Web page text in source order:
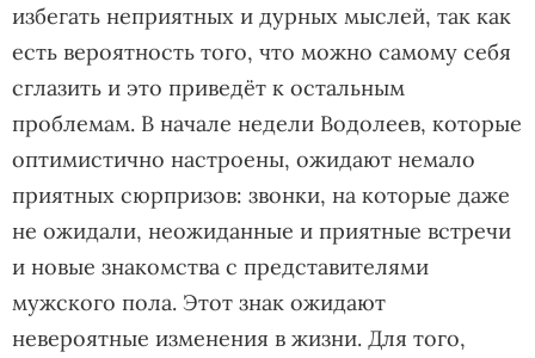
избегать неприятных и дурных мыслей, так как
есть вероятность того, что можно самому себя
сглазить и это приведёт к остальным
проблемам. В начале недели Водолеев, которые
оптимистично настроены, ожидают немало
приятных сюрпризов: звонки, на которые даже
не ожидали, неожиданные и приятные встречи
и новые знакомства с представителями
мужского пола. Этот знак ожидают
невероятные изменения в жизни. Для того,